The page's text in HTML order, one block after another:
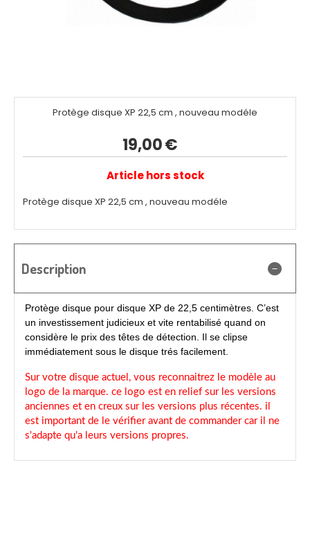
Protège disque XP 22,5 cm , nouveau modéle
19,00€
Article hors stock
Protège disque XP 22,5 cm , nouveau modéle
Description
Protège disque pour disque XP de 22,5 centimètres. C’est
un investissement judicieux et vite rentabilisé quand on
considère le prix des têtes de détection. Il se clipse
immédiatement sous le disque trés facilement.
Sur votre disque actuel, vous reconnaitrez le modèle au
logo de la marque. ce logo est en relief sur les versions
anciennes et en creux sur les versions plus récentes. il
est important de le vérifier avant de commander car il ne
s'adapte qu'a leurs versions propres.